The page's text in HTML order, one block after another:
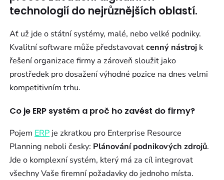
technologií do nejrůznějších oblastí.
Ať už jde o státní systémy, malé, nebo velké podniky.
Kvalitní software může představovatcenný nástroj k
řešení organizace firmy a zároveň sloužit jako
prostředek pro dosažení výhodné pozice na dnes velmi
kompetitivním trhu.
Co je ERP systém a proč ho zavést do firmy?
Pojem ERP je zkratkou pro Enterprise Resource
Planning neboli česky: Plánování podnikových zdrojů.
Jde o komplexní systém, který má za cíl integrovat
všechny Vaše firemní požadavky do jednoho místa.